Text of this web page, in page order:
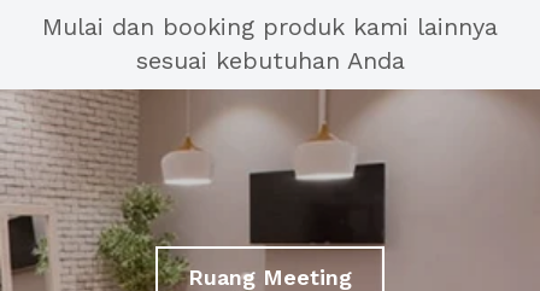
Mulai dan booking produk kami lainnya
sesuai kebutuhan Anda
Ruang Meeting